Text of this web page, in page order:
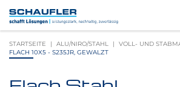
Inhalt
Hauptnavigation
Footernavigation
Logo
Schaufler
verlinkt
zur
STARTSEITE ALU/NIRO/STAHL
VOLL- UND
FLACH 10X5 - S235JR, GEWALZT
Produktbilder